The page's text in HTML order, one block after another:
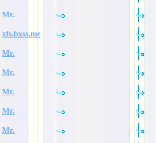
Mr.
xfs.bxss.me
Mr.
Mr.
Mr.
Mr.
Mr.